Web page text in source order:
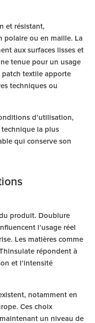
et résistant,
polaire ou en maille. La
aux surfaces lisses et
tenue pour un usage
textile apporte
techniques ou
d’utilisation,
la plus
qui conserve son
produit. Doublure
l’usage réel
Les matières comme
répondent à
et l’intensité
notamment en
Ces choix
un niveau de